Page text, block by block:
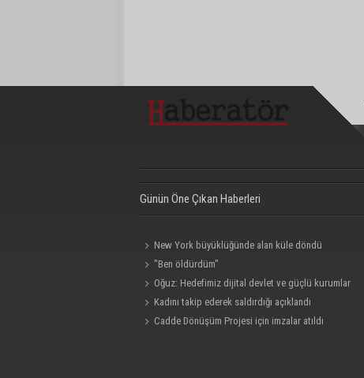
Günün Öne Çıkan Haberleri
New York büyüklüğünde alan küle döndü
"Ben öldürdüm"
Oğuz: Hedefimiz dijital devlet ve güçlü kurumlar
Kadını takip ederek saldırdığı açıklandı
Cadde Dönüşüm Projesi için imzalar atıldı